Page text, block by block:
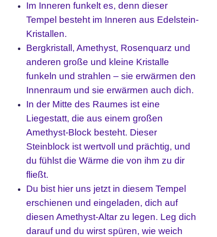
Im Inneren funkelt es, denn dieser
Tempel besteht im Inneren aus Edelstein-
Kristallen.
Bergkristall, Amethyst, Rosenquarz und
anderen große und kleine Kristalle
funkeln und strahlen – sie erwärmen den
Innenraum und sie erwärmen auch dich.
In der Mitte des Raumes ist eine
Liegestatt, die aus einem großen
Amethyst-Block besteht. Dieser
Steinblock ist wertvoll und prächtig, und
du fühlst die Wärme die von ihm zu dir
fließt.
Du bist hier uns jetzt in diesem Tempel
erschienen und eingeladen, dich auf
diesen Amethyst-Altar zu legen. Leg dich
darauf und du wirst spüren, wie weich